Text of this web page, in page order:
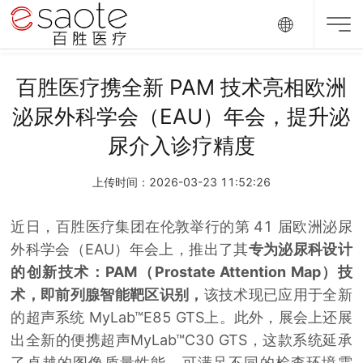
百胜医疗携全新 PAM 技术亮相欧洲
泌尿外科学会（EAU）年会，提升泌
尿介入诊疗精度
上传时间：2026-03-23 11:52:26
近日，百胜医疗集团在伦敦举行的第 41 届欧洲泌尿
外科学会（EAU）年会上，推出了其专为泌尿科设计
的创新技术：PAM（Prostate Attention Map）技
术， 即前列腺智能靶区识别， 该技术现已应用于全新
的超声系统 MyLab™E85 GTS上。此外，展会上还展
出全新的便携超声MyLab™C30 GTS，这款系统延承